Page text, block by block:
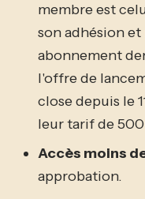
membre est
son adhésion
abonnement
l'offre de
close depuis le
leur tarif de
Accès moins
approbation.